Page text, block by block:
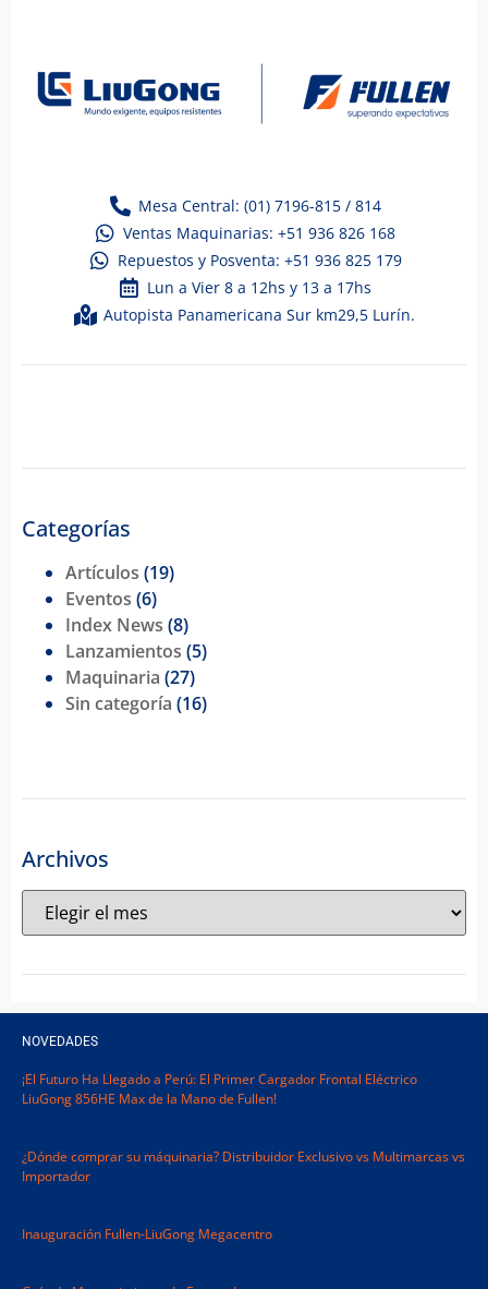
Mesa Central: (01) 7196-815 / 814
Ventas Maquinarias: +51 936 826 168
Repuestos y Posventa: +51 936 825 179
Lun a Vier 8 a 12hs y 13 a 17hs
Autopista Panamericana Sur km29,5 Lurín.
Categorías
Artículos (19)
Eventos (6)
Index News (8)
Lanzamientos (5)
Maquinaria (27)
Sin categoría (16)
Archivos
NOVEDADES
¡El Futuro Ha Llegado a Perú: El Primer Cargador Frontal Eléctrico
LiuGong 856HE Max de la Mano de Fullen!
¿Dónde comprar su máquinaria? Distribuidor Exclusivo vs Multimarcas vs
Importador
Inauguración Fullen-LiuGong Megacentro